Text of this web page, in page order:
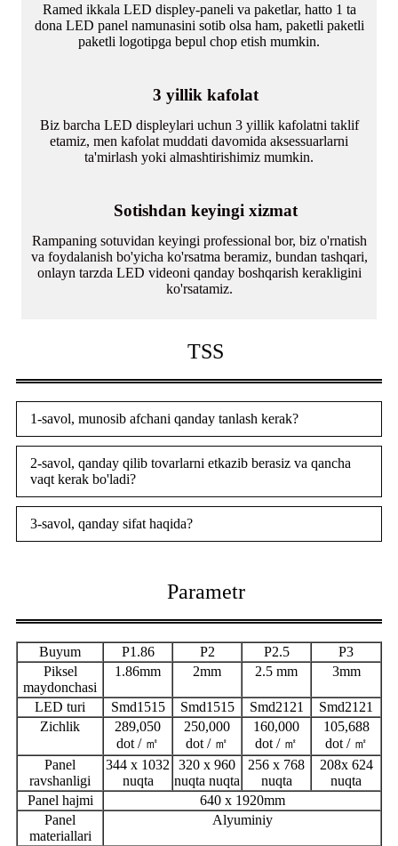
Ramed ikkala LED displey-paneli va paketlar, hatto 1 ta
dona LED panel namunasini sotib olsa ham, paketli paketli
paketli logotipga bepul chop etish mumkin.
3 yillik kafolat
Biz barcha LED displeylari uchun 3 yillik kafolatni taklif
etamiz, men kafolat muddati davomida aksessuarlarni
ta'mirlash yoki almashtirishimiz mumkin.
Sotishdan keyingi xizmat
Rampaning sotuvidan keyingi professional bor, biz o'rnatish
va foydalanish bo'yicha ko'rsatma beramiz, bundan tashqari,
onlayn tarzda LED videoni qanday boshqarish kerakligini
ko'rsatamiz.
TSS
1-savol, munosib afchani qanday tanlash kerak?
2-savol, qanday qilib tovarlarni etkazib berasiz va qancha
vaqt kerak bo'ladi?
3-savol, qanday sifat haqida?
Parametr
Buyum P1.86 P2 P2.5
P3
Piksel
maydonchasi
1.86mm 2mm 2.5 mm 3mm
LED turi Smd1515 Smd1515 Smd2121
Smd2121
Zichlik
289,050
dot / ㎡
250,000
dot / ㎡
160,000
dot / ㎡
105,688
dot / ㎡
Panel
ravshanligi
344 x 1032
nuqta
320 x 960
nuqta nuqta
256 x 768
nuqta
208x 624
nuqta
Panel hajmi
640 x 1920mm
Panel
materiallari
Alyuminiy